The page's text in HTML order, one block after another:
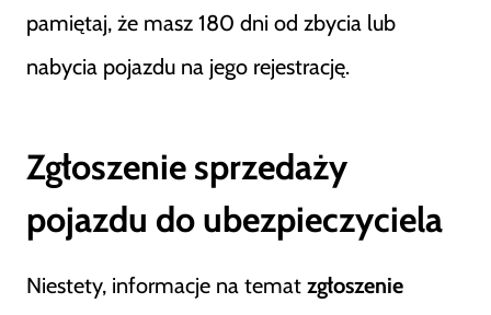
pamiętaj, że masz 180 dni od zbycia lub
nabycia pojazdu na jego rejestrację.
Zgłoszenie sprzedaży
pojazdu do ubezpieczyciela
Niestety, informacje na temat zgłoszenie